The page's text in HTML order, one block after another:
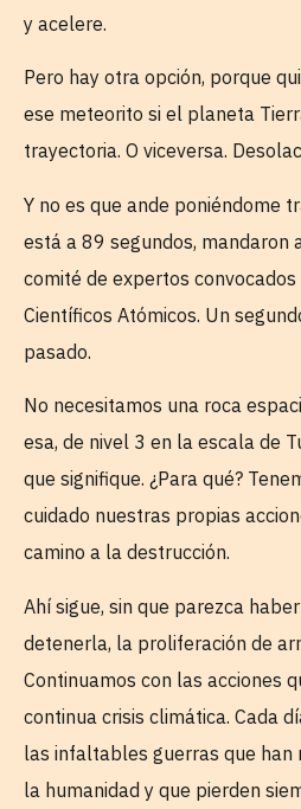
y acelere.
Pero hay otra opción, porque
ese meteorito si el planeta
trayectoria. O viceversa.
Y no es que ande poniéndome
está a 89 segundos, mandaron
comité de expertos
Científicos Atómicos. Un
pasado.
No necesitamos una roca
esa, de nivel 3 en la escala de
que signifique. ¿Para qué?
cuidado nuestras propias
camino a la destrucción.
Ahí sigue, sin que parezca
detenerla, la proliferación de
Continuamos con las acciones
continua crisis climática. Cada
las infaltables guerras que han
la humanidad y que pierden